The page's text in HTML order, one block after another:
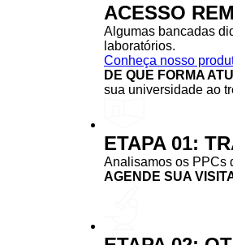
ACESSO
Algumas bancadas
laboratórios.
Conheça nosso
DE QUE FORMA
sua universidade ao
ETAPA 01:
Analisamos os PPCs
AGENDE SUA